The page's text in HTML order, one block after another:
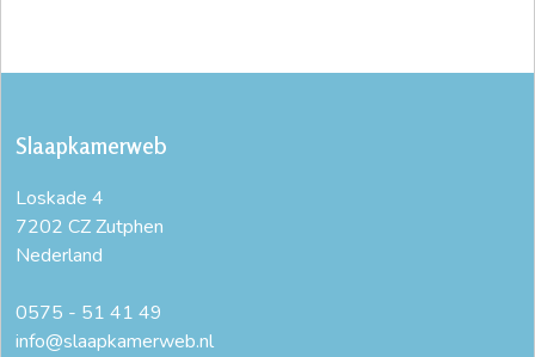
Slaapkamerweb
Loskade 4
7202 CZ Zutphen
Nederland
0575 - 51 41 49
info@slaapkamerweb.nl